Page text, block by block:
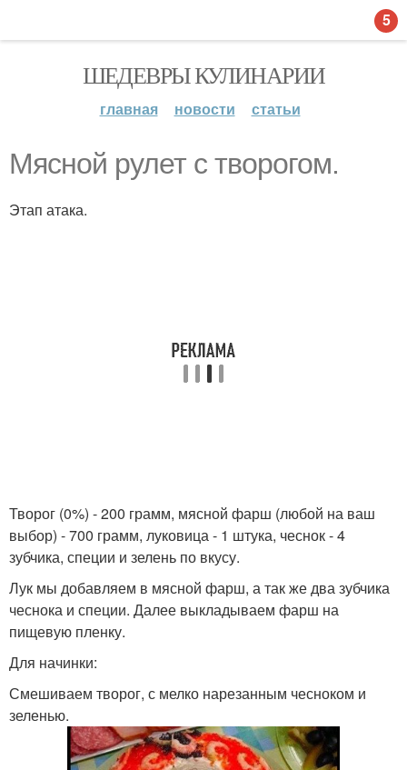
ШЕДЕВРЫ КУЛИНАРИИ
главная новости статьи
Мясной рулет с творогом.
Этап атака.
Творог (0%) - 200 грамм, мясной фарш (любой на ваш
выбор) - 700 грамм, луковица - 1 штука, чеснок - 4
зубчика, специи и зелень по вкусу.
Лук мы добавляем в мясной фарш, а так же два зубчика
чеснока и специи. Далее выкладываем фарш на
пищевую пленку.
Для начинки:
Смешиваем творог, с мелко нарезанным чесноком и
зеленью.
5